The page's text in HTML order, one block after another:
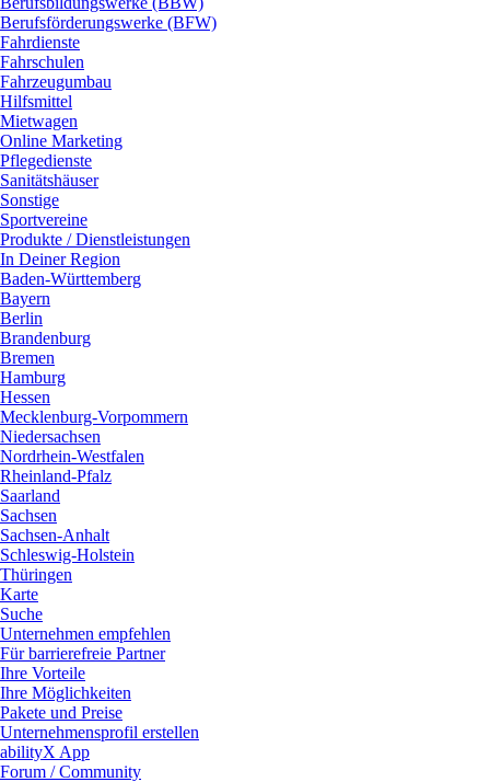
Berufsförderungswerke (BFW)
Fahrdienste
Fahrschulen
Fahrzeugumbau
Hilfsmittel
Mietwagen
Online Marketing
Pflegedienste
Sanitätshäuser
Sonstige
Sportvereine
Produkte / Dienstleistungen
In Deiner Region
Baden-Württemberg
Bayern
Berlin
Brandenburg
Bremen
Hamburg
Hessen
Mecklenburg-Vorpommern
Niedersachsen
Nordrhein-Westfalen
Rheinland-Pfalz
Saarland
Sachsen
Sachsen-Anhalt
Schleswig-Holstein
Thüringen
Karte
Suche
Unternehmen empfehlen
Für barrierefreie Partner
Ihre Vorteile
Ihre Möglichkeiten
Pakete und Preise
Unternehmensprofil erstellen
abilityX App
Forum / Community